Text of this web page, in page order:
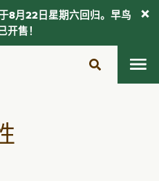
8月22日星期六回归。早鸟
开售！